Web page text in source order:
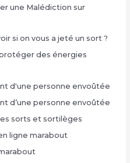
une Malédiction sur
si on vous a jeté un sort ?
des énergies
d'une personne envoûtée
d’une personne envoûtée
sorts et sortilèges
ligne marabout